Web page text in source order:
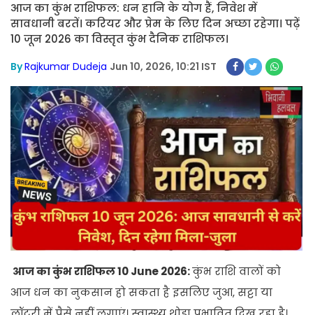
आज का कुंभ राशिफल: धन हानि के योग हैं, निवेश में
सावधानी बरतें। करियर और प्रेम के लिए दिन अच्छा रहेगा। पढ़ें
10 जून 2026 का विस्तृत कुंभ दैनिक राशिफल।
ByRajkumar Dudeja Jun 10, 2026, 10:21 IST
आज का कुंभ राशिफल 10 June 2026:कुंभ राशि वालों को
आज धन का नुकसान हो सकता है इसलिए जुआ, सट्टा या